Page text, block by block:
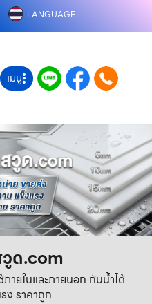
LANGUAGE
เมนู
ด.com
ายในและภายนอก กันน้ำได้
ง ราคาถูก